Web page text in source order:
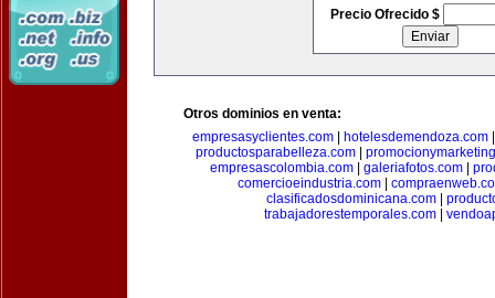
Precio Ofrecido $
Otros dominios en venta:
empresasyclientes.com
hotelesdemendoza.com
productosparabelleza.com
empresascolombia.com
galeriafotos.com
comercioeindustria.com|
clasificadosdominicana.com
trabajadorestemporales.com